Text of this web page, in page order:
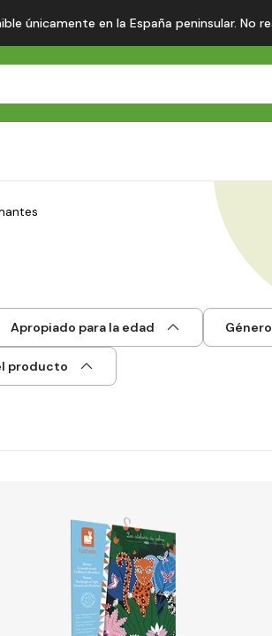
únicamente en la España peninsular. No
Apropiado para la edad Género
producto